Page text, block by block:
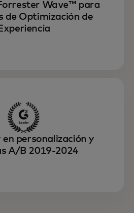
Wave™ para
de Optimización de
en personalización y
A/B 2019-2024